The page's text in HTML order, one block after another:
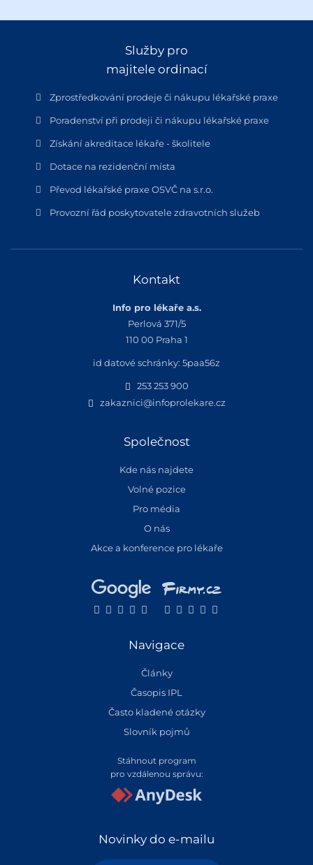
Služby pro
majitele ordinací
Zprostředkování prodeje či nákupu lékařské praxe
Poradenství při prodeji či nákupu lékařské praxe
Získání akreditace lékaře - školitele
Dotace na rezidenční místa
Převod lékařské praxe OSVČ na s.r.o.
Provozní řád poskytovatele zdravotních služeb
Kontakt
Info pro lékaře a.s.
Perlová 371/5
110 00 Praha 1
id datové schránky: 5paa56z
253 253 900
zakaznici@infoprolekare.cz
Společnost
Kde nás najdete
Volné pozice
Pro média
O nás
Akce a konference pro lékaře
Navigace
Články
Časopis IPL
Často kladené otázky
Slovník pojmů
Stáhnout program
pro vzdálenou správu:
Novinky do e-mailu